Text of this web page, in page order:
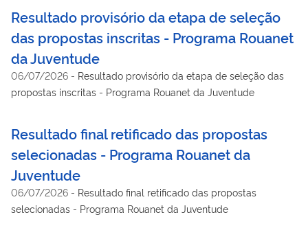
Resultado provisório da etapa de seleção
das propostas inscritas - Programa Rouanet
da Juventude
06/07/2026 - Resultado provisório da etapa de seleção das
propostas inscritas - Programa Rouanet da Juventude
Resultado final retificado das propostas
selecionadas - Programa Rouanet da
Juventude
06/07/2026 - Resultado final retificado das propostas
selecionadas - Programa Rouanet da Juventude